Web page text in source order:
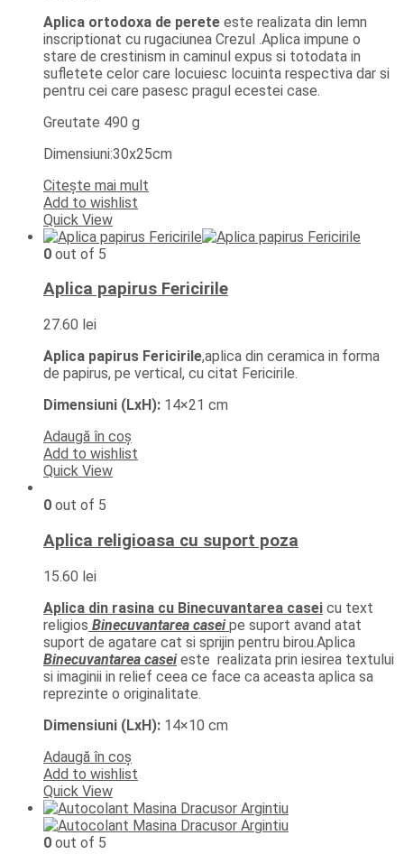
Aplica ortodoxa de perete este realizata din lemn
inscriptionat cu rugaciunea Crezul .Aplica impune o
stare de crestinism in caminul expus si totodata in
sufletete celor care locuiesc locuinta respectiva dar si
pentru cei care pasesc pragul ecestei case.
Greutate 490 g
Dimensiuni:30x25cm
Citește mai mult
Add to wishlist
Quick View
0 out of 5
Aplica papirus Fericirile
27.60 lei
Aplica papirus Fericirile,aplica din ceramica in forma
de papirus, pe vertical, cu citat Fericirile.
Dimensiuni (LxH): 14×21 cm
Adaugă în coș
Add to wishlist
Quick View
0 out of 5
Aplica religioasa cu suport poza
15.60 lei
Aplica din rasina cu Binecuvantarea casei cu text
religios Binecuvantarea casei pe suport avand atat
suport de agatare cat si sprijin pentru birou.Aplica
Binecuvantarea casei este realizata prin iesirea textului
si imaginii in relief ceea ce face ca aceasta aplica sa
reprezinte o originalitate.
Dimensiuni (LxH): 14×10 cm
Adaugă în coș
Add to wishlist
Quick View
0 out of 5